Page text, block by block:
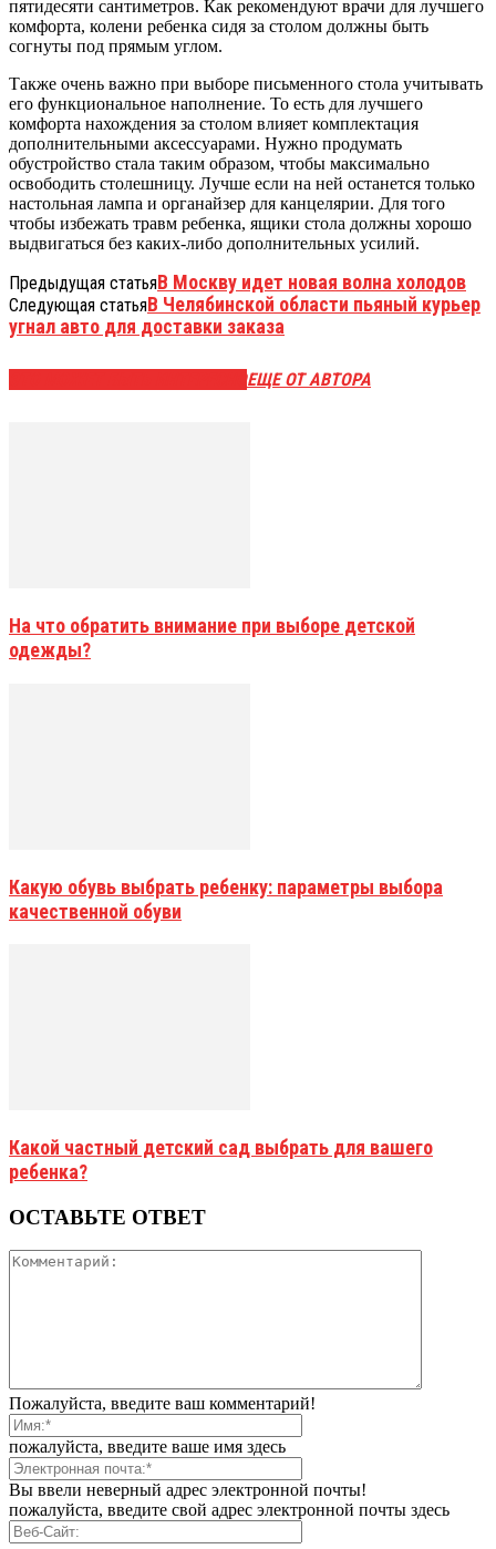
пятидесяти сантиметров. Как рекомендуют врачи для лучшего
комфорта, колени ребенка сидя за столом должны быть
согнуты под прямым углом.
Также очень важно при выборе письменного стола учитывать
его функциональное наполнение. То есть для лучшего
комфорта нахождения за столом влияет комплектация
дополнительными аксессуарами. Нужно продумать
обустройство стала таким образом, чтобы максимально
освободить столешницу. Лучше если на ней останется только
настольная лампа и органайзер для канцелярии. Для того
чтобы избежать травм ребенка, ящики стола должны хорошо
выдвигаться без каких-либо дополнительных усилий.
Предыдущая статьяВ Москву идет новая волна холодов
Следующая статьяВ Челябинской области пьяный курьер
угнал авто для доставки заказа
ЕЩЕ ОТ АВТОРА
На что обратить внимание при выборе детской
одежды?
Какую обувь выбрать ребенку: параметры выбора
качественной обуви
Какой частный детский сад выбрать для вашего
ребенка?
ОСТАВЬТЕ ОТВЕТ
Пожалуйста, введите ваш комментарий!
пожалуйста, введите ваше имя здесь
Вы ввели неверный адрес электронной почты!
пожалуйста, введите свой адрес электронной почты здесь